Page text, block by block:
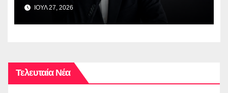
ΙΟΥΛ 27, 2026
Τελευταία Νέα